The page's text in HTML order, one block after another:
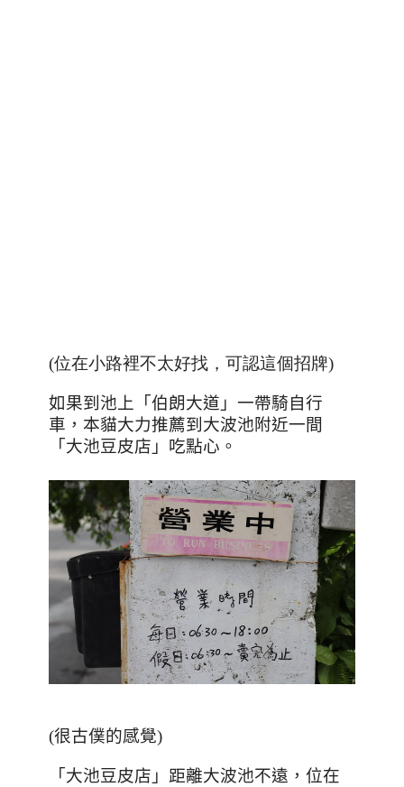
(位在小路裡不太好找，可認這個招牌)
如果到池上「伯朗大道」一帶騎自行
車，本貓大力推薦到大波池附近一間
「大池豆皮店」吃點心。
(很古僕的感覺)
「大池豆皮店」距離大波池不遠，位在